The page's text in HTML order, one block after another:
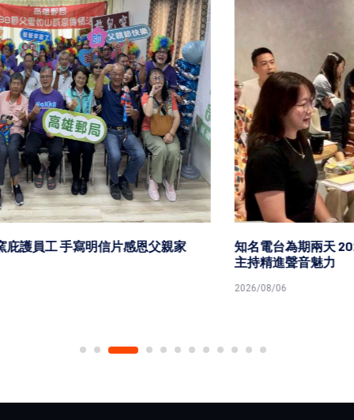
知名電台為期兩天 2026 第七屆港都好聲音 串流音樂播報